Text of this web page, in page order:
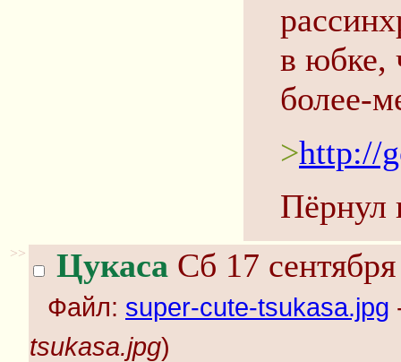
в юбке,
более-
>http://
Пёрнул
>> Цукаса Сб 17
Файл: super-cute-tsukasa.jpg
tsukasa.jpg)